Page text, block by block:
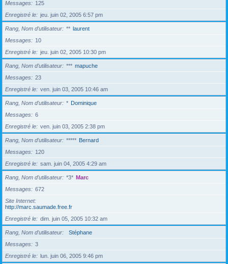
Messages
125
Enregistré le
jeu. juin 02, 2005 6:57 pm
Rang, Nom d’utilisateur ** laurent
Messages
10
Enregistré le
jeu. juin 02, 2005 10:30 pm
Rang, Nom d’utilisateur *** mapuche
Messages
23
Enregistré le
ven. juin 03, 2005 10:46 am
Rang, Nom d’utilisateur * Dominique
Messages
6
Enregistré le
ven. juin 03, 2005 2:38 pm
Rang, Nom d’utilisateur ***** Bernard
Messages
120
Enregistré le
sam. juin 04, 2005 4:29 am
Rang, Nom d’utilisateur *3* Marc
Messages
672
Site Internet
http://marc.saumade.free.fr
Enregistré le
dim. juin 05, 2005 10:32 am
Rang, Nom d’utilisateur
Stéphane
Messages
3
Enregistré le
lun. juin 06, 2005 9:46 pm